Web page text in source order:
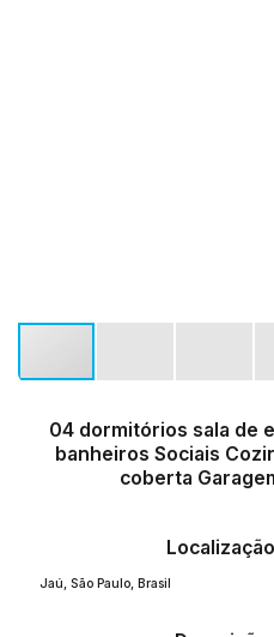
04 dormitórios sala de
banheiros Sociais
coberta
Jaú, São Paulo, Brasil